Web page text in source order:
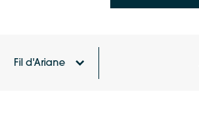
Fil d'Ariane